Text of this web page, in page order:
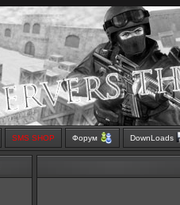
SMS SHOP Форум DownLoads